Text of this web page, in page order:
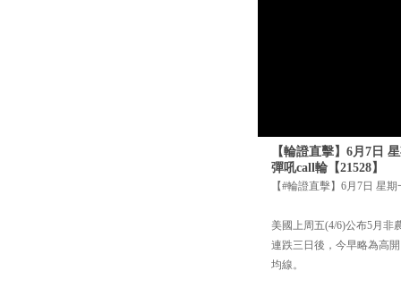
【輪證直擊】6月7日
彈吼call輪【21528】
【#輪證直擊】6月7日 星
美國上周五(4/6)公布5月非
連跌三日後，今早略為高
均線。